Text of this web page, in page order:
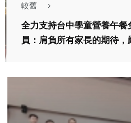
較舊
全力支持台中學童營養午餐
員：肩負所有家長的期待，